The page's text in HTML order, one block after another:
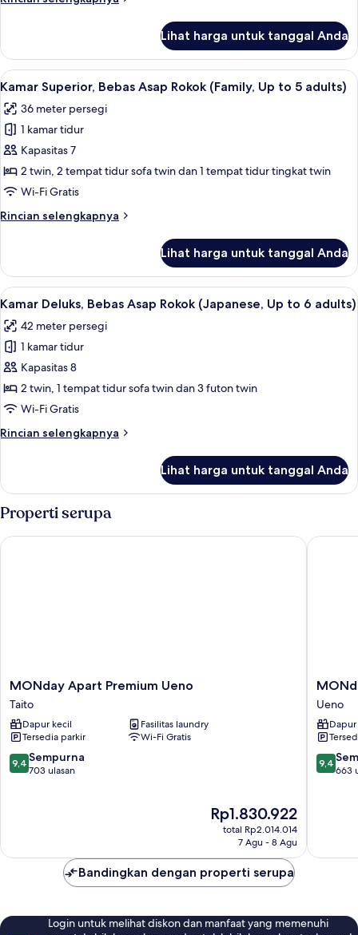
House,
Bed
Type
not
Guaranteed)
Kamar,
Bebas
Asap
(Run
of
House,
Bed
Type
not
Guaranteed)
Lihat harga untuk tanggal Anda
Lihat
semua
foto
untuk
Kamar
Superior,
Bebas
Rokok
to
5
adults)
Kamar Superior, Bebas Asap Rokok
14
Kamar Superior, Bebas Asap Rokok (Family, Up to 5 adults)
36 meter persegi
1 kamar tidur
Kapasitas 7
2 twin, 2 tempat tidur sofa twin dan 1 tempat tidur tingkat twin
Wi-Fi Gratis
Rincian selengkapnya
Rincian
Kamar
Superior,
Bebas
Rokok
(Family,
Up
to
5
adults)
Lihat harga untuk tanggal Anda
Lihat
semua
foto
untuk
Kamar
Deluks,
Bebas
Rokok
to
6
adults)
Kamar Deluks, Bebas Asap Rokok
16
Kamar Deluks, Bebas Asap Rokok (Japanese, Up to 6 adults)
42 meter persegi
1 kamar tidur
Kapasitas 8
2 twin, 1 tempat tidur sofa twin dan 3 futon twin
Wi-Fi Gratis
Rincian selengkapnya
Rincian
Kamar
Deluks,
Bebas
Asap
Rokok
Lihat harga untuk tanggal Anda
Properti serupa
MONday
Apart
Premium
Ueno
Taito
MONday Apart Premium Ueno
Taito
Dapur kecil
Fasilitas laundry
Tersedia parkir
Wi-Fi Gratis
9.4
dari
9,4 Sempurna
703 ulasan
Harga
sekarang
Rp1.830.922
Rp1.830.922
total Rp2.014.014
7 Agu - 8 Agu
MONday Apart Premium Ueno
Apart
Ueno
Ueno
Ueno
9.4
dari
9,4
663
Bandingkan dengan properti serupa
Login untuk melihat diskon dan manfaat yang memenuhi